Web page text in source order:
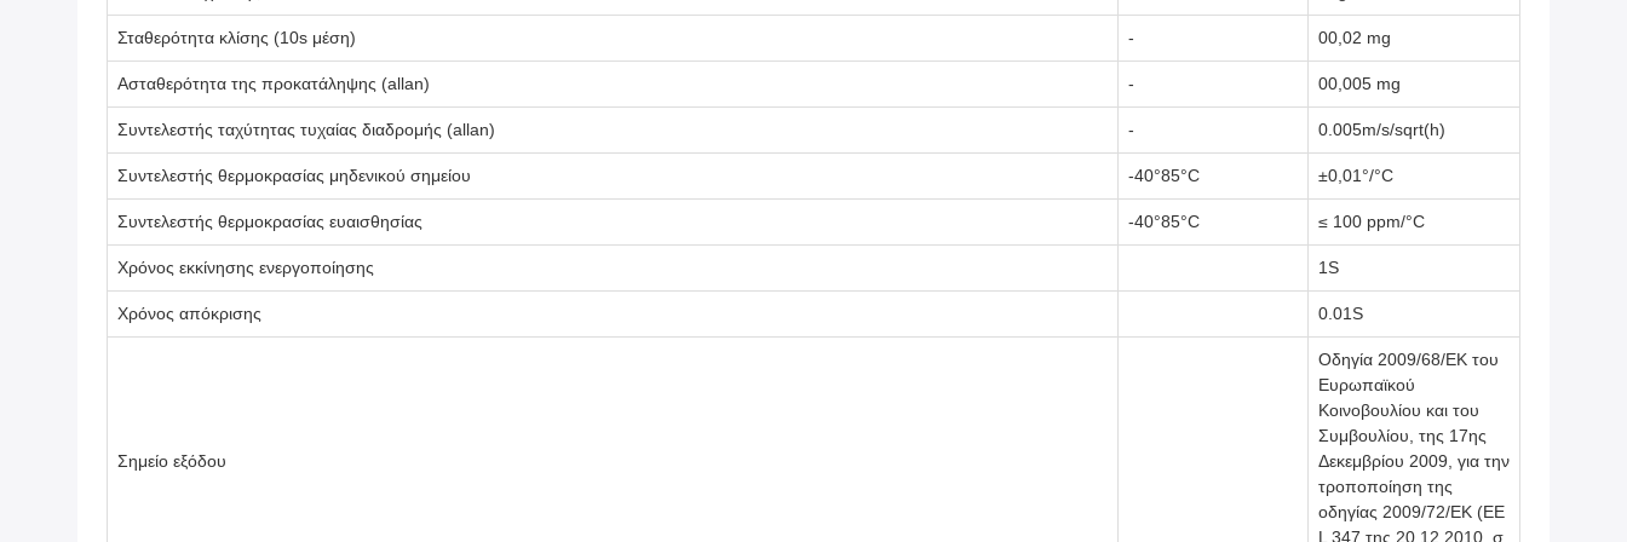
Σταθερότητα κλίσης (10s μέση) - 00,02 mg
Ασταθερότητα της προκατάληψης (allan) - 00,005 mg
Συντελεστής ταχύτητας τυχαίας διαδρομής (allan) - 0.005m/s/sqrt(h)
Συντελεστής θερμοκρασίας μηδενικού σημείου -40°85°C ±0,01°/°C
Συντελεστής θερμοκρασίας ευαισθησίας -40°85°C ≤ 100 ppm/°C
Χρόνος εκκίνησης ενεργοποίησης 1S
Χρόνος απόκρισης 0.01S
Σημείο εξόδου
Οδηγία 2009/68/ΕΚ του
Ευρωπαϊκού
Κοινοβουλίου και του
Συμβουλίου, της 17ης
Δεκεμβρίου 2009, για την
τροποποίηση της
οδηγίας 2009/72/ΕΚ (ΕΕ
L 347 της 20.12.2010, σ.